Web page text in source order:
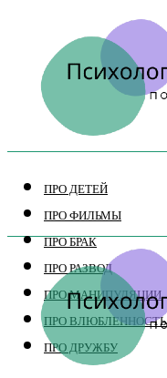
ПРО ДЕТЕЙ
ПРО ФИЛЬМЫ
ПРО БРАК
ПРО РАЗВОД
ПРО МАНИПУЛЯЦИИ
ПРО ВЛЮБЛЕННОСТЬ
ПРО ДРУЖБУ